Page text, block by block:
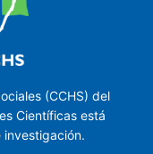
(CCHS) del
Científicas está